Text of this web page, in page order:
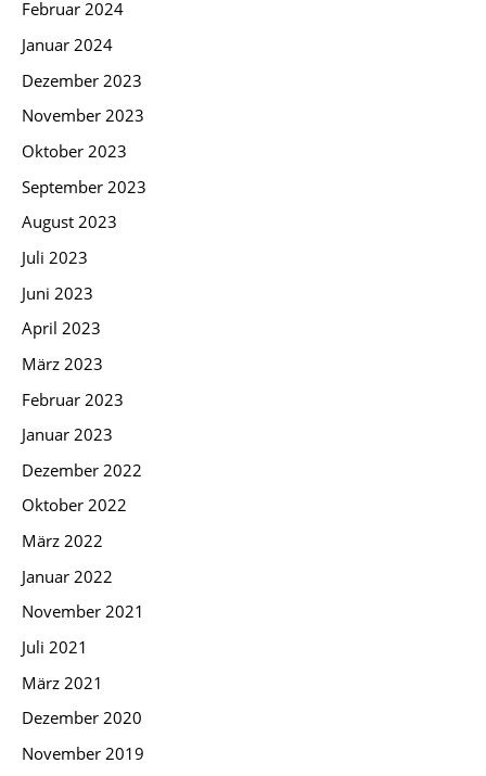
Februar 2024
Januar 2024
Dezember 2023
November 2023
Oktober 2023
September 2023
August 2023
Juli 2023
Juni 2023
April 2023
März 2023
Februar 2023
Januar 2023
Dezember 2022
Oktober 2022
März 2022
Januar 2022
November 2021
Juli 2021
März 2021
Dezember 2020
November 2019